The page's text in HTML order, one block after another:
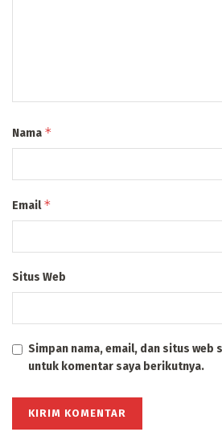
Nama *
Email*
Situs Web
Simpan nama, email, dan situs web
untuk komentar saya berikutnya.